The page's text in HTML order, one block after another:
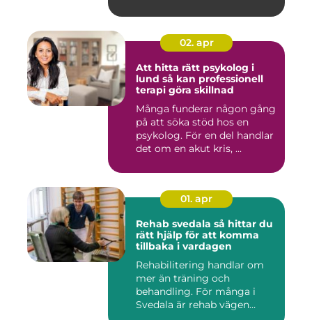
02. apr
Att hitta rätt psykolog i
lund så kan professionell
terapi göra skillnad
Många funderar någon gång
på att söka stöd hos en
psykolog. För en del handlar
det om en akut kris, ...
01. apr
Rehab svedala så hittar du
rätt hjälp för att komma
tillbaka i vardagen
Rehabilitering handlar om
mer än träning och
behandling. För många i
Svedala är rehab vägen